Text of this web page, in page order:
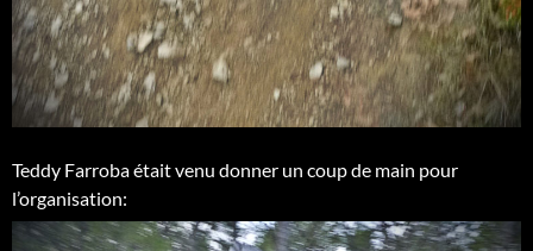
Teddy Farroba était venu donner un coup de main pour
l’organisation: